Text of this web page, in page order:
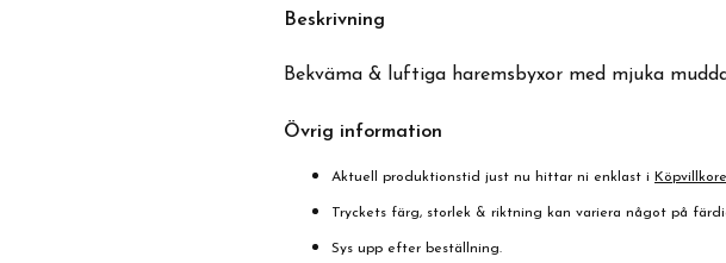
Beskrivning
Bekväma & luftiga haremsbyxor med mjuka
Övrig information
Aktuell produktionstid just nu hittar ni enklast i
Tryckets färg, storlek & riktning kan variera något på
Sys upp efter beställning.